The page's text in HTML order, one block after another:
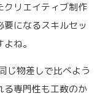
クリエイティブ制作
になるスキルセッ
ね。
じ物差しで比べよう
る専門性も工数のか